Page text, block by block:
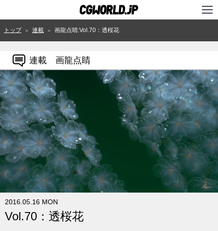
TOP
ニュース
特集
連載
用語辞典
スタジオ
講座
SHOP
クリエイターズID
トップ ＞ 連載 ＞ 画龍点睛:Vol.70：透桜花
連載 画龍点睛
2016.05.16 MON
Vol.70：透桜花